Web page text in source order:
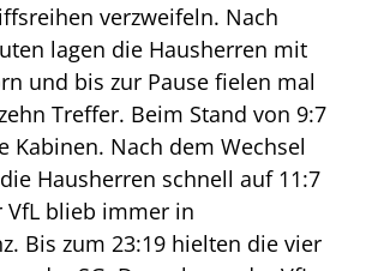
verzweifeln. Nach
lagen die Hausherren mit
und bis zur Pause fielen mal
Treffer. Beim Stand von 9:7
Kabinen. Nach dem Wechsel
Hausherren schnell auf 11:7
VfL blieb immer in
Bis zum 23:19 hielten die vier